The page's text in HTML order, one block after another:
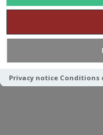
Privacy notice Conditions